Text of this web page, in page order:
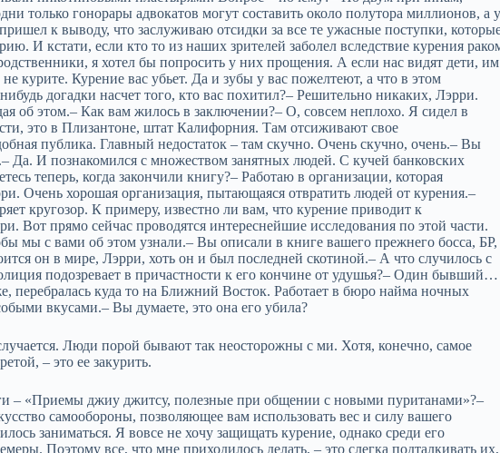
только гонорары адвокатов могут составить около полутора миллионов, а у
к выводу, что заслуживаю отсидки за все те ужасные поступки,
И кстати, если кто то из наших зрителей заболел вследствие курения
я хотел бы попросить у них прощения. А если нас видят дети, им
курите. Курение вас убьет. Да и зубы у вас пожелтеют, а что в этом
догадки насчет того, кто вас похитил?– Решительно никаких, Лэрри.
об этом.– Как вам жилось в заключении?– О, совсем неплохо. Я сидел в
это в Плизантоне, штат Калифорния. Там отсиживают свое
публика. Главный недостаток – там скучно. Очень скучно, очень.– Вы
Да. И познакомился с множеством занятных людей. С кучей банковских
теперь, когда закончили книгу?– Работаю в организации, которая
Очень хорошая организация, пытающаяся отвратить людей от курения.–
кругозор. К примеру, известно ли вам, что курение приводит к
Вот прямо сейчас проводятся интереснейшие исследования по этой части.
мы с вами об этом узнали.– Вы описали в книге вашего прежнего босса, БР,
он в мире, Лэрри, хоть он и был последней скотиной.– А что случилось с
подозревает в причастности к его кончине от удушья?– Один бывший…
перебралась куда то на Ближний Восток. Работает в бюро найма ночных
вкусами.– Вы думаете, это она его убила?
Люди порой бывают так неосторожны с ми. Хотя, конечно, самое
– это ее закурить.
– «Приемы джиу джитсу, полезные при общении с новыми пуританами»?–
самообороны, позволяющее вам использовать вес и силу вашего
заниматься. Я вовсе не хочу защищать курение, однако среди его
Поэтому все, что мне приходилось делать, – это слегка подталкивать их,